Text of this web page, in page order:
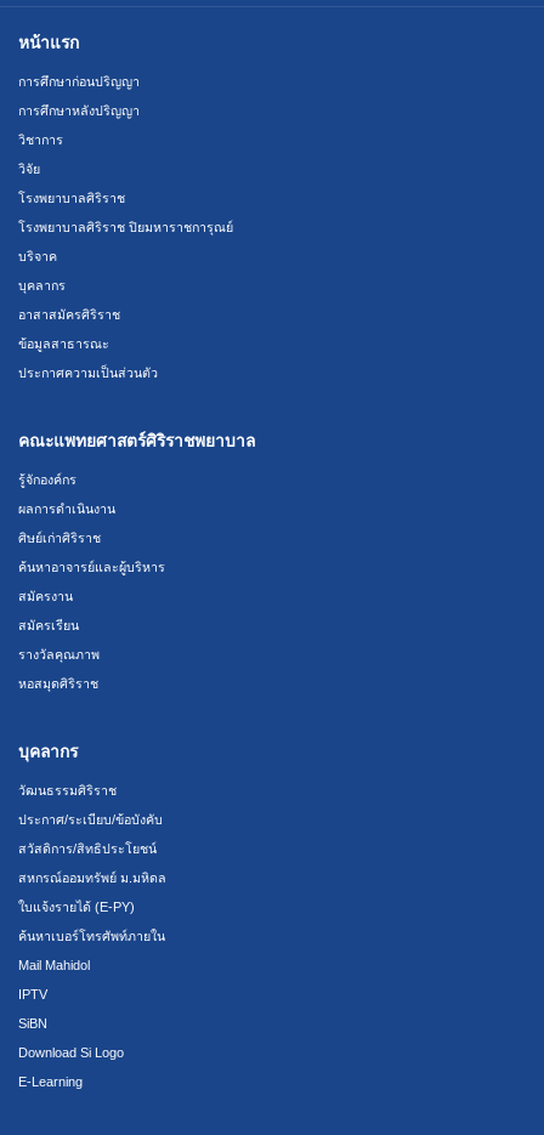
หน้าแรก
การศึกษาก่อนปริญญา
การศึกษาหลังปริญญา
วิชาการ
วิจัย
โรงพยาบาลศิริราช
โรงพยาบาลศิริราช ปิยมหาราชการุณย์
บริจาค
บุคลากร
อาสาสมัครศิริราช
ข้อมูลสาธารณะ
ประกาศความเป็นส่วนตัว
คณะแพทยศาสตร์ศิริราชพยาบาล
รู้จักองค์กร
ผลการดำเนินงาน
ศิษย์เก่าศิริราช
ค้นหาอาจารย์และผู้บริหาร
สมัครงาน
สมัครเรียน
รางวัลคุณภาพ
หอสมุดศิริราช
บุคลากร
วัฒนธรรมศิริราช
ประกาศ/ระเบียบ/ข้อบังคับ
สวัสดิการ/สิทธิประโยชน์
สหกรณ์ออมทรัพย์ ม.มหิดล
ใบแจ้งรายได้ (E-PY)
ค้นหาเบอร์โทรศัพท์ภายใน
Mail Mahidol
IPTV
SiBN
Download Si Logo
E-Learning